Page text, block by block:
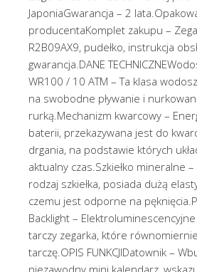
JaponiaGwarancja – 2
producentaKomplet zakupu –
R2B09AX9, pudełko, instrukcja
gwarancja.DANE
WR100 / 10 ATM – Ta klasa
na swobodne pływanie i
rurką.Mechanizm kwarcowy –
baterii, przekazywana jest do
drgania, na podstawie których
aktualny czas.Szkiełko mineralne
rodzaj szkiełka, posiada dużą
czemu jest odporne na
Backlight –
tarczy zegarka, które
tarczę.OPIS FUNKCJIDatownik –